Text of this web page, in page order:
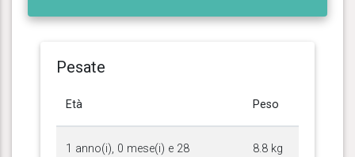
Pesate
Età Peso
1 anno(i), 0 mese(i) e 28
8.8 kg